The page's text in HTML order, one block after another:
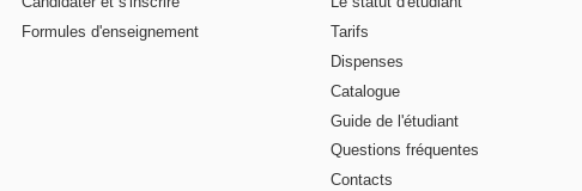
Formules d'enseignement
Tarifs
Dispenses
Catalogue
Guide de l'étudiant
Questions fréquentes
Contacts